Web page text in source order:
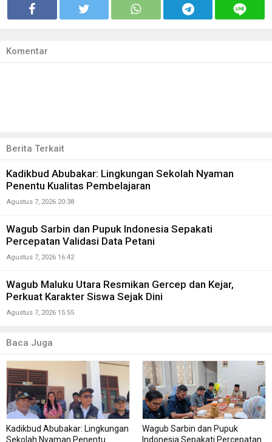
Komentar
Berita Terkait
Kadikbud Abubakar: Lingkungan Sekolah Nyaman
Penentu Kualitas Pembelajaran
Agustus 7, 2026 20:38
Wagub Sarbin dan Pupuk Indonesia Sepakati
Percepatan Validasi Data Petani
Agustus 7, 2026 16:42
Wagub Maluku Utara Resmikan Gercep dan Kejar,
Perkuat Karakter Siswa Sejak Dini
Agustus 7, 2026 15:55
Baca Juga
Kadikbud Abubakar: Lingkungan
Sekolah Nyaman Penentu
Wagub Sarbin dan Pupuk
Indonesia Sepakati Percepatan